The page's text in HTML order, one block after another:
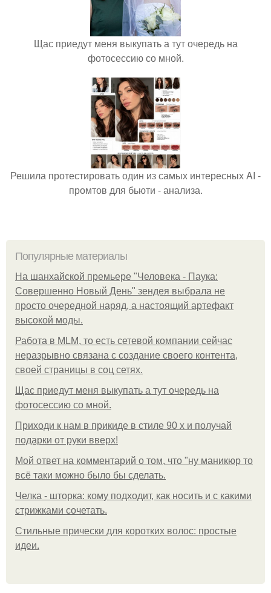
Щас приедут меня выкупать а тут очередь на
фотосессию со мной.
Решила протестировать один из самых интересных AI -
промтов для бьюти - анализа.
Популярные материалы
На шанхайской премьере "Человека - Паука:
Совершенно Новый День" зендея выбрала не
просто очередной наряд, а настоящий артефакт
высокой моды.
Работа в MLM, то есть сетевой компании сейчас
неразрывно связана с создание своего контента,
своей страницы в соц сетях.
Щас приедут меня выкупать а тут очередь на
фотосессию со мной.
Приходи к нам в прикиде в стиле 90 х и получай
подарки от руки вверх!
Мой ответ на комментарий о том, что "ну маникюр то
всё таки можно было бы сделать.
Челка - шторка: кому подходит, как носить и с какими
стрижками сочетать.
Стильные прически для коротких волос: простые
идеи.